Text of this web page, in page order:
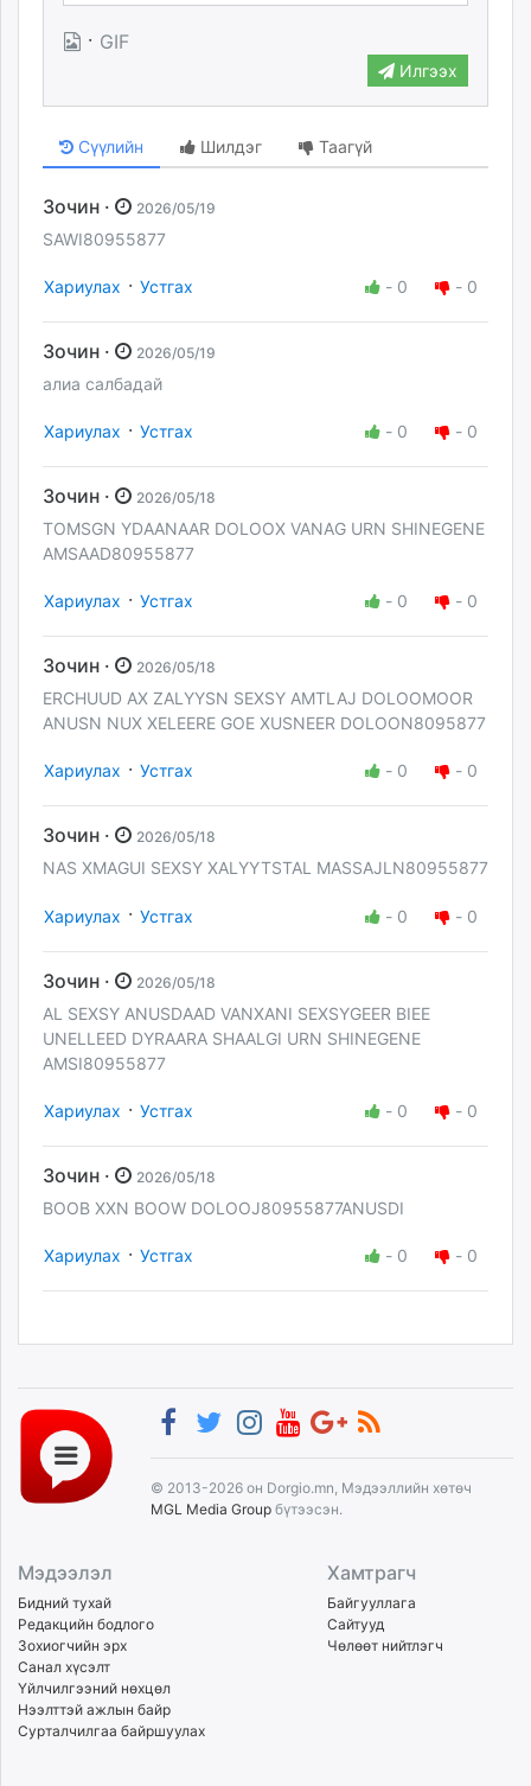
· GIF
Илгээх
Сүүлийн Шилдэг Таагүй
Зочин · 2026/05/19
SAWI80955877
Хариулах · Устгах - 0 - 0
Зочин · 2026/05/19
алиа салбадай
Хариулах · Устгах - 0 - 0
Зочин · 2026/05/18
TOMSGN YDAANAAR DOLOOX VANAG URN SHINEGENE
AMSAAD80955877
Хариулах · Устгах - 0 - 0
Зочин · 2026/05/18
ERCHUUD AX ZALYYSN SEXSY AMTLAJ DOLOOMOOR
ANUSN NUX XELEERE GOE XUSNEER DOLOON8095877
Хариулах · Устгах - 0 - 0
Зочин · 2026/05/18
NAS XMAGUI SEXSY XALYYTSTAL MASSAJLN80955877
Хариулах · Устгах - 0 - 0
Зочин · 2026/05/18
AL SEXSY ANUSDAAD VANXANI SEXSYGEER BIEE
UNELLEED DYRAARA SHAALGI URN SHINEGENE
AMSI80955877
Хариулах · Устгах - 0 - 0
Зочин · 2026/05/18
BOOB XXN BOOW DOLOOJ80955877ANUSDI
Хариулах · Устгах - 0 - 0
© 2013-2026 он Dorgio.mn, Мэдээллийн хөтөч
MGL Media Group бүтээсэн.
Мэдээлэл
Бидний тухай
Редакцийн бодлого
Зохиогчийн эрх
Санал хүсэлт
Үйлчилгээний нөхцөл
Нээлттэй ажлын байр
Сурталчилгаа байршуулах
Хамтрагч
Байгууллага
Сайтууд
Чөлөөт нийтлэгч